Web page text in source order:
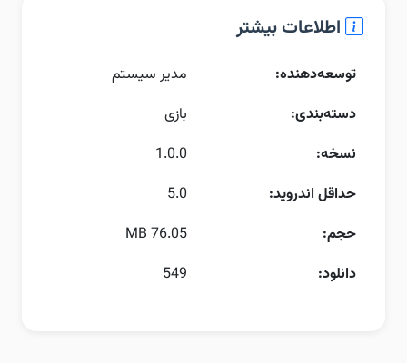
اطلاعات بیشتر
توسعه‌دهنده:
مدیر سیستم
دسته‌بندی:
بازی
نسخه:
1.0.0
حداقل اندروید:
5.0
حجم:
76.05 MB
دانلود:
549